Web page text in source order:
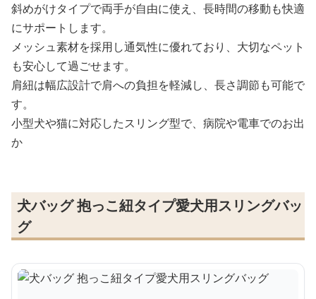
斜めがけタイプで両手が自由に使え、長時間の移動も快適
にサポートします。
メッシュ素材を採用し通気性に優れており、大切なペット
も安心して過ごせます。
肩紐は幅広設計で肩への負担を軽減し、長さ調節も可能で
す。
小型犬や猫に対応したスリング型で、病院や電車でのお出
か
犬バッグ 抱っこ紐タイプ愛犬用スリングバッ
グ